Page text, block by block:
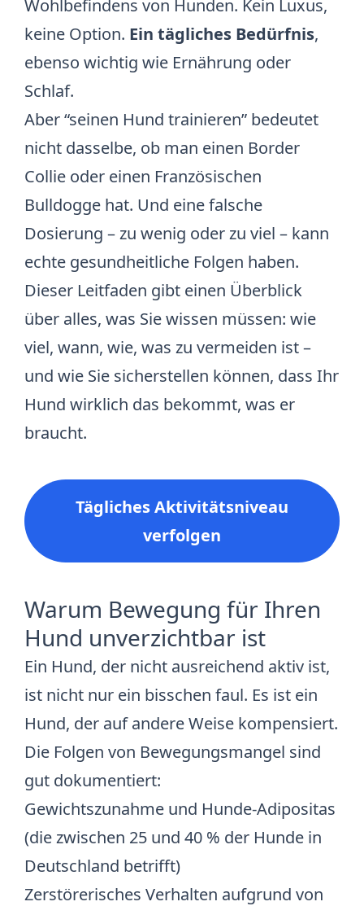
Wohlbefindens von Hunden. Kein Luxus,
keine Option. Ein tägliches Bedürfnis,
ebenso wichtig wie Ernährung oder
Schlaf.
Aber “seinen Hund trainieren” bedeutet
nicht dasselbe, ob man einen Border
Collie oder einen Französischen
Bulldogge hat. Und eine falsche
Dosierung – zu wenig oder zu viel – kann
echte gesundheitliche Folgen haben.
Dieser Leitfaden gibt einen Überblick
über alles, was Sie wissen müssen: wie
viel, wann, wie, was zu vermeiden ist –
und wie Sie sicherstellen können, dass Ihr
Hund wirklich das bekommt, was er
braucht.
Tägliches Aktivitätsniveau
verfolgen
Warum Bewegung für Ihren
Hund unverzichtbar ist
Ein Hund, der nicht ausreichend aktiv ist,
ist nicht nur ein bisschen faul. Es ist ein
Hund, der auf andere Weise kompensiert.
Die Folgen von Bewegungsmangel sind
gut dokumentiert:
Gewichtszunahme und Hunde-Adipositas
(die zwischen 25 und 40 % der Hunde in
Deutschland betrifft)
Zerstörerisches Verhalten aufgrund von